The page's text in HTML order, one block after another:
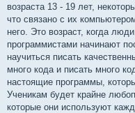
возраста 13 - 19 лет,
что связано с их
него. Это возраст, когда
программистами начинают
научиться писать
много кода и писать много
настоящие программы,
Ученикам будет крайне
которые они используют